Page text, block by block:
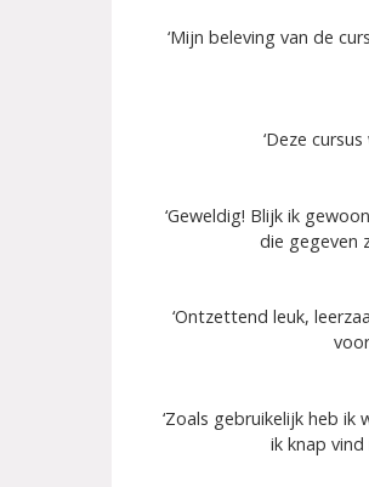
‘Mijn beleving van de
‘Deze
‘Geweldig! Blijk ik
die gegeven
‘Ontzettend leuk,
‘Zoals gebruikelijk heb
ik knap